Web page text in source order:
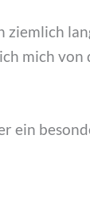
ziemlich
mich
ein